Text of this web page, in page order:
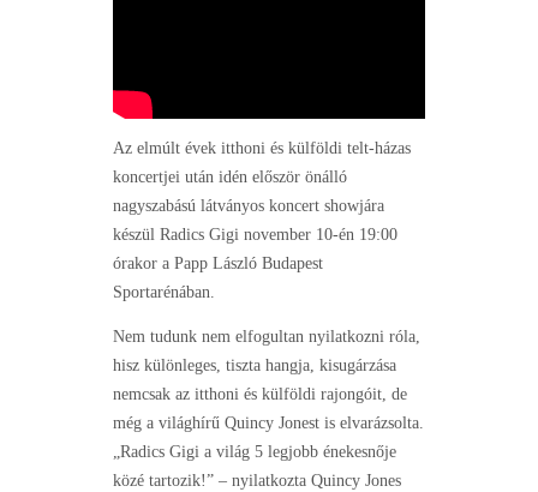
Az elmúlt évek itthoni és külföldi telt-házas
koncertjei után idén először önálló
nagyszabású látványos koncert showjára
készül Radics Gigi november 10-én 19:00
órakor a Papp László Budapest
Sportarénában.
Nem tudunk nem elfogultan nyilatkozni róla,
hisz különleges, tiszta hangja, kisugárzása
nemcsak az itthoni és külföldi rajongóit, de
még a világhírű Quincy Jonest is elvarázsolta.
„Radics Gigi a világ 5 legjobb énekesnője
közé tartozik!” – nyilatkozta Quincy Jones